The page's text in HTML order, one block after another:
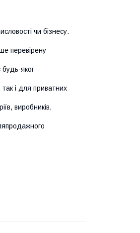
чи бізнесу.
перевірену
будь-якої
і для приватних
виробників,